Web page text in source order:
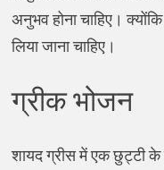
अनुभव होना चाहिए।
लिया जाना चाहिए।
ग्रीक भोजन
शायद ग्रीस में एक छुट्टी